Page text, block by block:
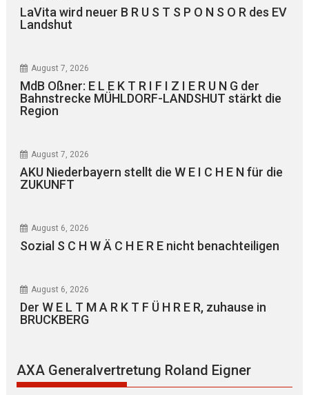
LaVita wird neuer B R U S T S P O N S O R des EV
Landshut
August 7, 2026
MdB Oßner: E L E K T R I F I Z I E R U N G der
Bahnstrecke MÜHLDORF-LANDSHUT stärkt die
Region
August 7, 2026
AKU Niederbayern stellt die W E I C H E N für die
ZUKUNFT
August 6, 2026
Sozial S C H W Ä C H E R E nicht benachteiligen
August 6, 2026
Der W E L T M A R K T F Ü H R E R, zuhause in
BRUCKBERG
AXA Generalvertretung Roland Eigner